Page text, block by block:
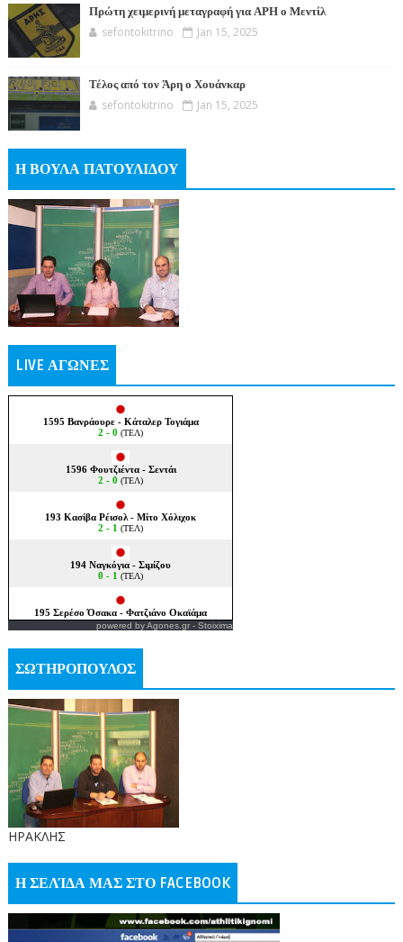
Πρώτη χειμερινή μεταγραφή για ΑΡΗ ο Μεντίλ
sefontokitrino Jan 15, 2025
Τέλος από τον Άρη ο Χουάνκαρ
sefontokitrino Jan 15, 2025
Η ΒΟΥΛΑ ΠΑΤΟΥΛΙΔΟΥ
LIVE ΑΓΩΝΕΣ
powered byAgones.gr- Stoixima
ΣΩΤΗΡΟΠΟΥΛΟΣ
ΗΡΑΚΛΗΣ
Η ΣΕΛΊΔΑ ΜΑΣ ΣΤΟ FACEBOOK